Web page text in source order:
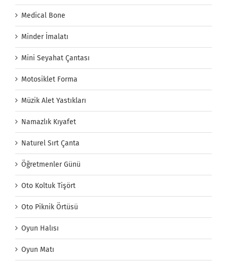
Medical Bone
Minder İmalatı
Mini Seyahat Çantası
Motosiklet Forma
Müzik Alet Yastıkları
Namazlık Kıyafet
Naturel Sırt Çanta
Öğretmenler Günü
Oto Koltuk Tişört
Oto Piknik Örtüsü
Oyun Halısı
Oyun Matı